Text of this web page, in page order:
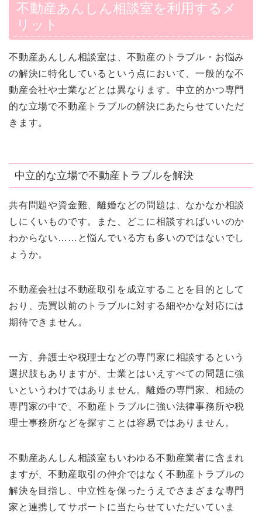
不動産あんしん相談室を利用するメ
リット
不動産あんしん相談室は、不動産のトラブル・お悩み
の解決に特化しているという点において、一般的な不
動産会社や士業などとは異なります。中立的かつ専門
的な立場で不動産トラブルの解決にあたらせていただ
きます。
中立的な立場で不動産トラブルを解決
共有問題や資金難、離婚などの問題は、なかなか相談
しにくいものです。また、どこに相談すればいいのか
わからない……と悩んでいる方も多いのではないでし
ょうか。
不動産会社は不動産取引を成立することを目的として
おり、売買以前のトラブルに対する細やかな対応には
期待できません。
一方、弁護士や税理士などの専門家に相談するという
選択肢もありますが、士業とはいえすべての問題に強
いというわけではありません。離婚の専門家、相続の
専門家の中で、不動産トラブルに強い法律事務所や税
理士事務所などを探すことは容易ではありません。
不動産あんしん相談室もいわゆる不動産業者に含まれ
ますが、不動産取引の仲介ではなく不動産トラブルの
解決を目指し、中立性を保ったうえでさまざまな専門
家と連携してサポートに当たらせていただいていま